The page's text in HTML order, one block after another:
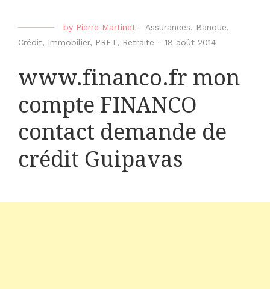
by Pierre Martinet - Assurances, Banque,
Crédit, Immobilier, PRET, Retraite - 18 août 2014
www.financo.fr mon
compte FINANCO
contact demande de
crédit Guipavas